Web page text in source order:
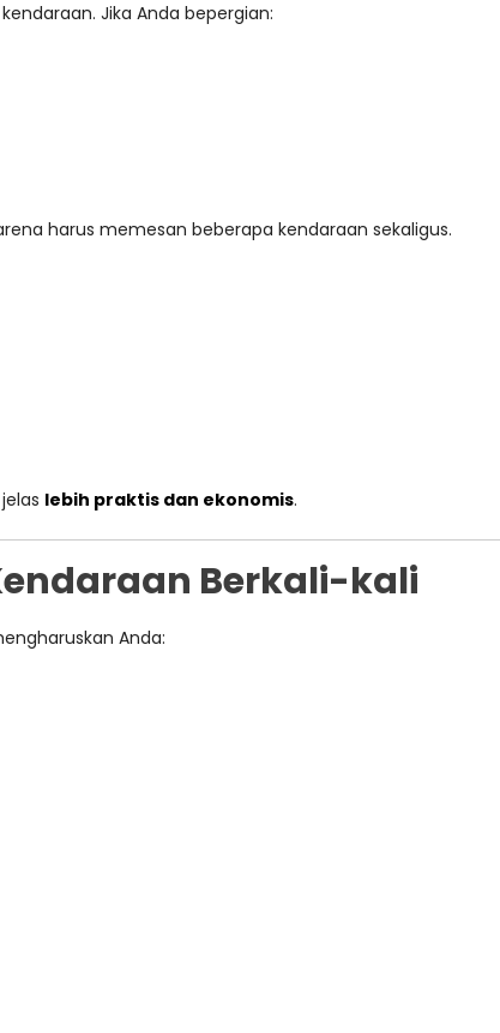
Jika Anda bepergian:
harus memesan beberapa kendaraan sekaligus.
lebih praktis dan ekonomis.
Berkali-kali
Anda: